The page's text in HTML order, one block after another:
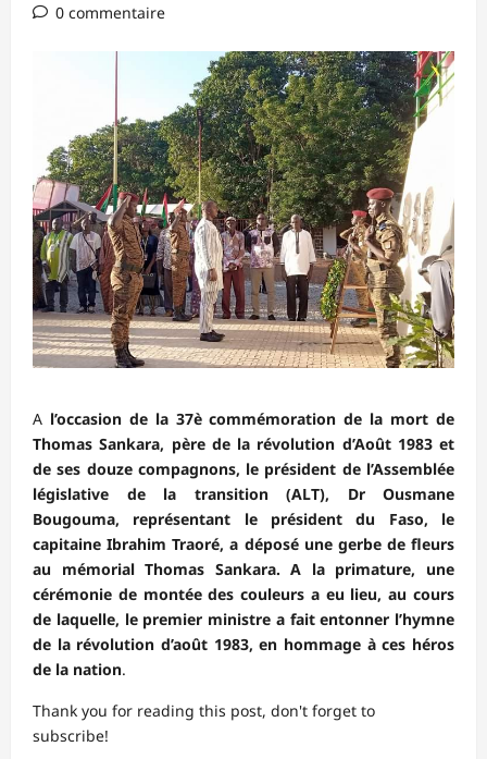
0 commentaire
A l’occasion de la 37è commémoration de la mort de
Thomas Sankara, père de la révolution d’Août 1983 et
de ses douze compagnons, le président de l’Assemblée
législative de la transition (ALT), Dr Ousmane
Bougouma, représentant le président du Faso, le
capitaine Ibrahim Traoré, a déposé une gerbe de fleurs
au mémorial Thomas Sankara. A la primature, une
cérémonie de montée des couleurs a eu lieu, au cours
de laquelle, le premier ministre a fait entonner l’hymne
de la révolution d’août 1983, en hommage à ces héros
de la nation.
Thank you for reading this post, don't forget to
subscribe!